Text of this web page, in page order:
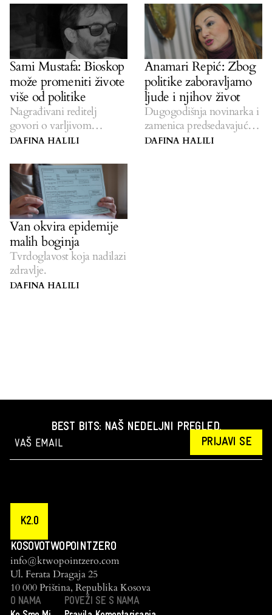
Sami Mustafa: Bioskop
može promeniti živote
više od politike
Nagrađivani reditelj
govori o varljivom
prikazivanju Roma na
koja pokušava da to
promeni.
DAFINA HALILI
Anamari Repić: Zbog
politike zaboravljamo
ljude i njihov život
Dugogodišnja novinarka i
zamenica predsedavajućeg
Savetu za štampu Kosova
DAFINA HALILI
Van okvira epidemije
malih boginja
Tvrdoglavost koja nadilazi
zdravlje.
DAFINA HALILI
BEST BITS: NAŠ NEDELJNI PREGLED.
PRIJAVI SE
K2.0
KOSOVOTWOPOINTZERO
info@ktwopointzero.com
Ul. Ferata Dragaja 25
10 000 Priština, Republika Kosova
O NAMA
POVEŽI SE S NAMA